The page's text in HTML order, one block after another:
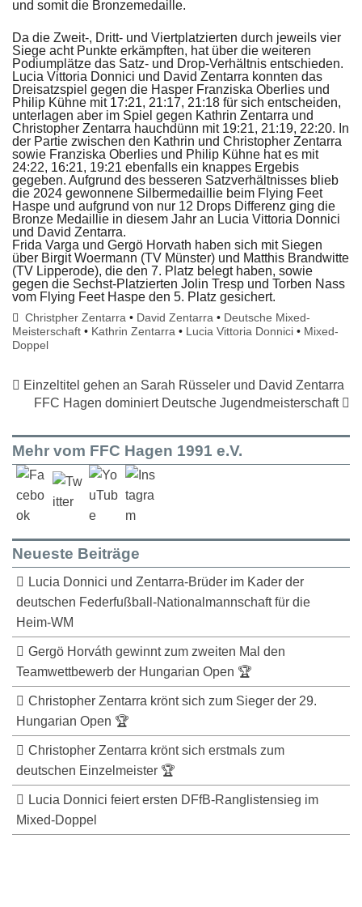
und somit die Bronzemedaille.
Da die Zweit-, Dritt- und Viertplatzierten durch jeweils vier
Siege acht Punkte erkämpften, hat über die weiteren
Podiumplätze das Satz- und Drop-Verhältnis entschieden.
Lucia Vittoria Donnici und David Zentarra konnten das
Dreisatzspiel gegen die Hasper Franziska Oberlies und
Philip Kühne mit 17:21, 21:17, 21:18 für sich entscheiden,
unterlagen aber im Spiel gegen Kathrin Zentarra und
Christopher Zentarra hauchdünn mit 19:21, 21:19, 22:20. In
der Partie zwischen den Kathrin und Christopher Zentarra
sowie Franziska Oberlies und Philip Kühne hat es mit
24:22, 16:21, 19:21 ebenfalls ein knappes Ergebis
gegeben. Aufgrund des besseren Satzverhältnisses blieb
die 2024 gewonnene Silbermedaillie beim Flying Feet
Haspe und aufgrund von nur 12 Drops Differenz ging die
Bronze Medaillie in diesem Jahr an Lucia Vittoria Donnici
und David Zentarra.
Frida Varga und Gergö Horvath haben sich mit Siegen
über Birgit Woermann (TV Münster) und Matthis Brandwitte
(TV Lipperode), die den 7. Platz belegt haben, sowie
gegen die Sechst-Platzierten Jolin Tresp und Torben Nass
vom Flying Feet Haspe den 5. Platz gesichert.
Christpher Zentarra • David Zentarra • Deutsche Mixed-
Meisterschaft • Kathrin Zentarra • Lucia Vittoria Donnici • Mixed-
Doppel
Einzeltitel gehen an Sarah Rüsseler und David Zentarra
FFC Hagen dominiert Deutsche Jugendmeisterschaft
Mehr vom FFC Hagen 1991 e.V.
Neueste Beiträge
Lucia Donnici und Zentarra-Brüder im Kader der
deutschen Federfußball-Nationalmannschaft für die
Heim-WM
Gergö Horváth gewinnt zum zweiten Mal den
Teamwettbewerb der Hungarian Open 🏆
Christopher Zentarra krönt sich zum Sieger der 29.
Hungarian Open 🏆
Christopher Zentarra krönt sich erstmals zum
deutschen Einzelmeister 🏆
Lucia Donnici feiert ersten DFfB-Ranglistensieg im
Mixed-Doppel